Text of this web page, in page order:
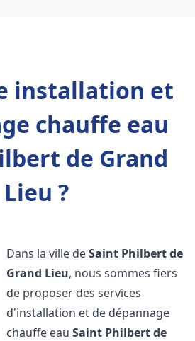
installation et
chauffe eau
de Grand
Lieu ?
Dans la ville deSaint Philbert de
Grand Lieu, nous sommes fiers
de proposer des services
d'installation et de dépannage
chauffe eauSaint Philbert de